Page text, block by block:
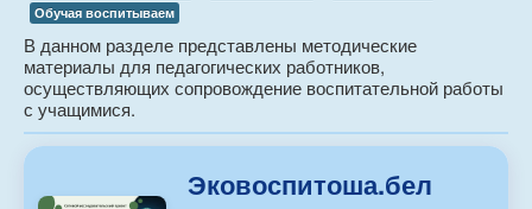
Обучая воспитываем
В данном разделе представлены методические
материалы для педагогических работников,
осуществляющих сопровождение воспитательной работы
с учащимися.
Эковоспитоша.бел